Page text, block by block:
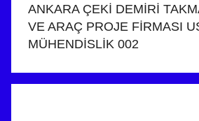
ANKARA ÇEKİ DEMİRİ
VE ARAÇ PROJE FİRMASI
MÜHENDİSLİK 002